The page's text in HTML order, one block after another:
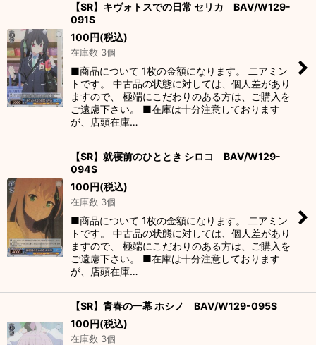
【SR】キヴォトスでの日常 セリカ BAV/W129-
091S
100円(税込)
在庫数 3個
■商品について 1枚の金額になります。 二アミン
トです。 中古品の状態に対しては、個人差があり
ますので、 極端にこだわりのある方は、ご購入を
ご遠慮下さい。 ■在庫は十分注意しております
が、店頭在庫…
【SR】就寝前のひととき シロコ BAV/W129-
094S
100円(税込)
在庫数 3個
■商品について 1枚の金額になります。 二アミン
トです。 中古品の状態に対しては、個人差があり
ますので、 極端にこだわりのある方は、ご購入を
ご遠慮下さい。 ■在庫は十分注意しております
が、店頭在庫…
【SR】青春の一幕 ホシノ BAV/W129-095S
100円(税込)
在庫数 3個